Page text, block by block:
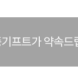
프트가 약속드